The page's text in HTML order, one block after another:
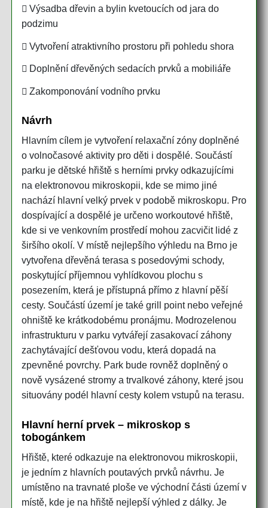
 Výsadba dřevin a bylin kvetoucích od jara do
podzimu
 Vytvoření atraktivního prostoru při pohledu shora
 Doplnění dřevěných sedacích prvků a mobiliáře
 Zakomponování vodního prvku
Návrh
Hlavním cílem je vytvoření relaxační zóny doplněné
o volnočasové aktivity pro děti i dospělé. Součástí
parku je dětské hřiště s herními prvky odkazujícími
na elektronovou mikroskopii, kde se mimo jiné
nachází hlavní velký prvek v podobě mikroskopu. Pro
dospívající a dospělé je určeno workoutové hřiště,
kde si ve venkovním prostředí mohou zacvičit lidé z
širšího okolí. V místě nejlepšího výhledu na Brno je
vytvořena dřevěná terasa s posedovými schody,
poskytující příjemnou vyhlídkovou plochu s
posezením, která je přístupná přímo z hlavní pěší
cesty. Součástí území je také grill point nebo veřejné
ohniště ke krátkodobému pronájmu. Modrozelenou
infrastrukturu v parku vytvářejí zasakovací záhony
zachytávající dešťovou vodu, která dopadá na
zpevněné povrchy. Park bude rovněž doplněný o
nově vysázené stromy a trvalkové záhony, které jsou
situovány podél hlavní cesty kolem vstupů na terasu.
Hlavní herní prvek – mikroskop s
tobogánkem
Hřiště, které odkazuje na elektronovou mikroskopii,
je jedním z hlavních poutavých prvků návrhu. Je
umístěno na travnaté ploše ve východní části území v
místě, kde je na hřiště nejlepší výhled z dálky. Je